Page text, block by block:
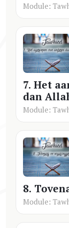
Module:
7. Het
dan
Module:
8.
Module: